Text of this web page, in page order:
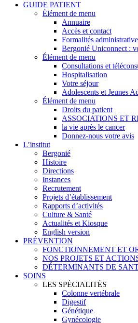
GUIDE PATIENT
Élément de menu
Annuaire
Accès et contact
Formalités
Bergonié Uniconnect :
Élément de menu
Consultations et
Hospitalisation
Votre séjour
Adolescents et Jeunes
Élément de menu
Droits du patient
ASSOCIATIONS ET
la vie après le cancer
Donnez-nous votre avis
L’institut
Bergonié
Histoire
Directions
Instances
Recrutement
Projets d’établissement
Rapports d’activités
Culture & Santé
Actualités et Kiosque
English version
PRÉVENTION
FONCTIONNEMENT ET
NOS PROJETS ET
DÉTERMINANTS DE
SOINS
LES SPÉCIALITÉS
Colonne vertébrale
Digestif
Génétique
Gynécologie